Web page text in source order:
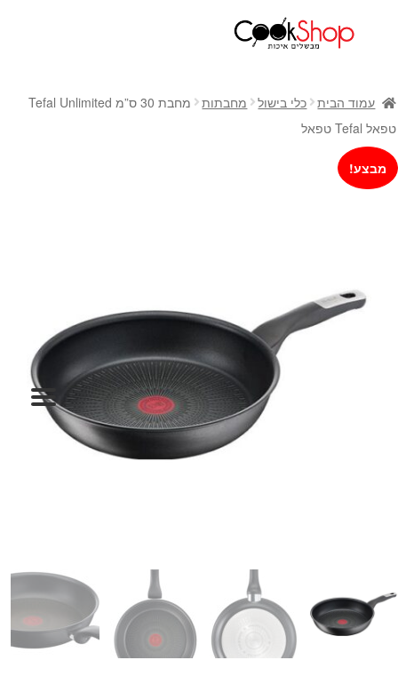
חנות
כלי בישול
סירים
מחבתות
כלי הגשה ואירוח
סכינים
אפייה
עמוד הבית כלי בישול מחבתות
מחבת 30 ס”מ Tefal Unlimited
טפאל Tefal טפאל
מבצע!